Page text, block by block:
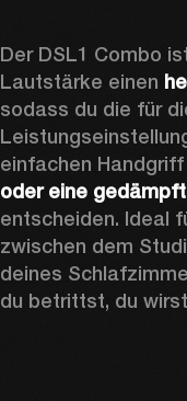
Der DSL1 Combo
Lautstärke einen
sodass du die für
einfachen
oder eine
entscheiden. Ideal
zwischen dem
deines
du betrittst, du